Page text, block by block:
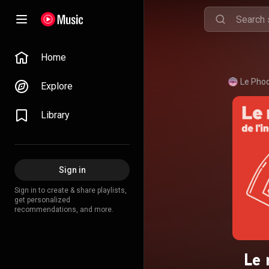
Home
Explore
Library
Sign in
Sign in to create & share playlists,
get personalized
recommendations, and more.
Le
Le